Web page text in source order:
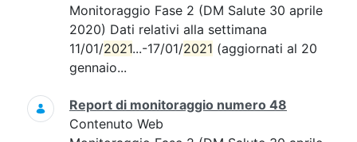
Monitoraggio Fase 2 (DM Salute 30 aprile
2020) Dati relativi alla settimana
11/01/2021...-17/01/2021 (aggiornati al 20
gennaio...
Report di monitoraggio numero 48
Contenuto Web